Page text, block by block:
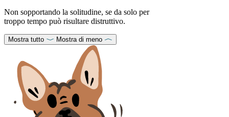
Non sopportando la solitudine, se da solo per
troppo tempo può risultare distruttivo.
Mostra tutto Mostra di meno